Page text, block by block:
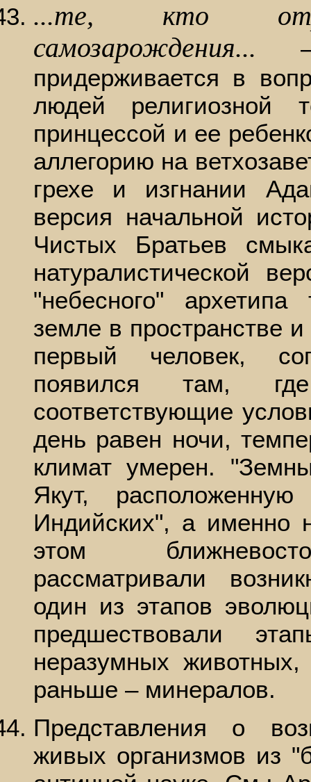
...те, кто
самозарождения... –
придерживается в
людей религиозной
принцессой и ее
аллегорию на
грехе и изгнании
версия начальной
Чистых Братьев
натуралистической
"небесного"
земле в пространстве
первый человек,
появился там,
соответствующие
день равен ночи,
климат умерен.
Якут,
Индийских", а именно
этом
рассматривали
один из этапов
предшествовали
неразумных
раньше – минералов.
Представления о
живых организмов из